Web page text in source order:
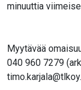
minuuttia
Myytävää
040 960 7279